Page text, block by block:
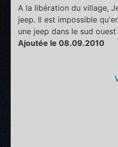
A la libération du village,
jeep. Il est impossible
une jeep dans le sud ouest
Ajoutée le 08.09.2010